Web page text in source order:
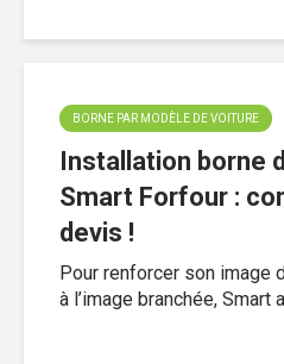
BORNE PAR MODÈLE DE VOITURE
Installation borne
Smart Forfour :
devis !
Pour renforcer son image
à l’image branchée, Smart